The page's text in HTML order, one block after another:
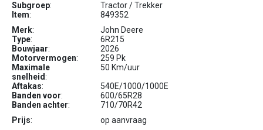
Subgroep:
Tractor / Trekker
Item:
849352
Merk:
John Deere
Type:
6R215
Bouwjaar:
2026
Motorvermogen:
259 Pk
Maximale
snelheid:
50 Km/uur
Aftakas:
540E/1000/1000E
Banden voor:
600/65R28
Banden achter:
710/70R42
Prijs:
op aanvraag